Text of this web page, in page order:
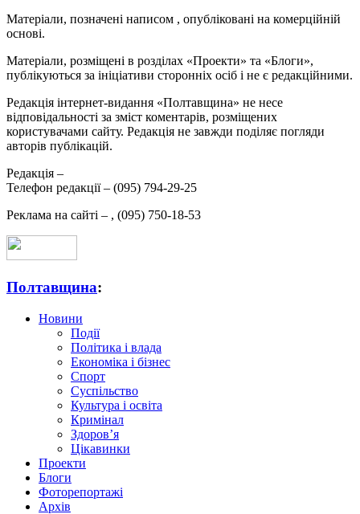
Матеріали, позначені написом , опубліковані на комерційній
основі.
Матеріали, розміщені в розділах «Проекти» та «Блоги»,
публікуються за ініціативи сторонніх осіб і не є редакційними.
Редакція інтернет-видання «Полтавщина» не несе
відповідальності за зміст коментарів, розміщених
користувачами сайту. Редакція не завжди поділяє погляди
авторів публікацій.
Редакція –
Телефон редакції – (095) 794-29-25
Реклама на сайті – , (095) 750-18-53
Полтавщина:
Новини
Події
Політика і влада
Економіка і бізнес
Спорт
Суспільство
Культура і освіта
Кримінал
Здоров’я
Цікавинки
Проекти
Блоги
Фоторепортажі
Архів